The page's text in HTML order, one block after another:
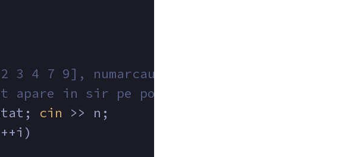
4 7 9], numarcautat = 7
apare in sir pe pozitia 4
cin >> n;